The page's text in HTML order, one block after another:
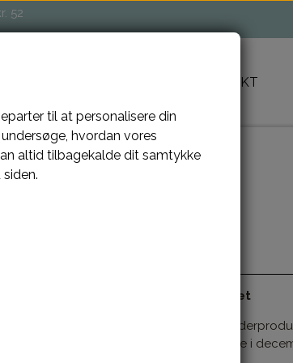
52
KONTAKT
2026
søndage med forkælelse og kreativitet
garn, håndlavet keramik og smukke
godt håndværk og små luksus øjeblikke i
til at personalisere din
hvordan vores
altid tilbagekalde dit samtykke